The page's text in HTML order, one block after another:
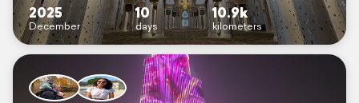
2025
December
10
days
10.9k
kilometers